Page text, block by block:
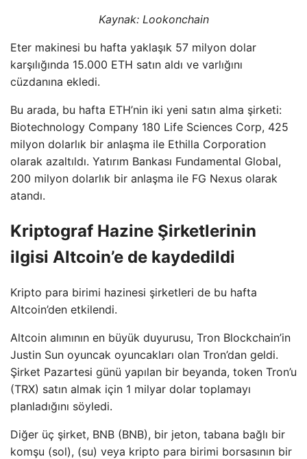
Kaynak: Lookonchain
Eter makinesi bu hafta yaklaşık 57 milyon dolar
karşılığında 15.000 ETH satın aldı ve varlığını
cüzdanına ekledi.
Bu arada, bu hafta ETH’nin iki yeni satın alma şirketi:
Biotechnology Company 180 Life Sciences Corp, 425
milyon dolarlık bir anlaşma ile Ethilla Corporation
olarak azaltıldı. Yatırım Bankası Fundamental Global,
200 milyon dolarlık bir anlaşma ile FG Nexus olarak
atandı.
Kriptograf Hazine Şirketlerinin
ilgisi Altcoin’e de kaydedildi
Kripto para birimi hazinesi şirketleri de bu hafta
Altcoin’den etkilendi.
Altcoin alımının en büyük duyurusu, Tron Blockchain’in
Justin Sun oyuncak oyuncakları olan Tron’dan geldi.
Şirket Pazartesi günü yapılan bir beyanda, token Tron’u
(TRX) satın almak için 1 milyar dolar toplamayı
planladığını söyledi.
Diğer üç şirket, BNB (BNB), bir jeton, tabana bağlı bir
komşu (sol), (su) veya kripto para birimi borsasının bir